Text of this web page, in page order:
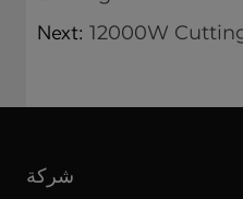
Next: 12000W
شركة